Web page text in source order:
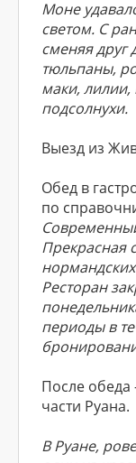
Моне
светом. С
сменяя друг
тюльпаны,
маки, лилии,
подсолнухи.
Выезд из
Обед в
по
Прекрасная
Ресторан
периоды в
После обеда
части Руана.
В Руане,